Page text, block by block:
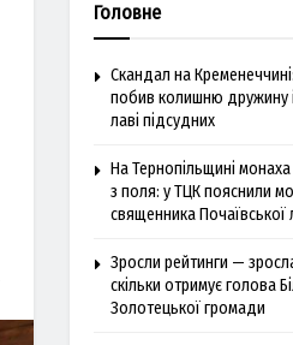
Головне
Скандал на
побив колишню дружину
лаві підсудних
На Тернопільщині
з поля: у ТЦК пояснили
священника Почаївської
Зросли рейтинги —
скільки отримує голова
Золотецької громади